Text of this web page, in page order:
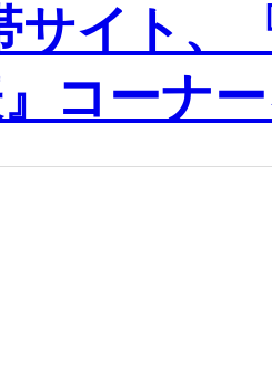
サイト、
コーナ